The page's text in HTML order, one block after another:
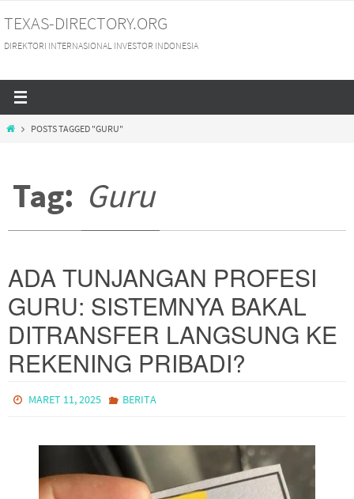
to
content
TEXAS-DIRECTORY.ORG
DIREKTORI INTERNASIONAL INVESTOR INDONESIA
HOMEPOSTS TAGGED "GURU"
Tag: Guru
ADA TUNJANGAN PROFESI
GURU: SISTEMNYA BAKAL
DITRANSFER LANGSUNG KE
REKENING PRIBADI?
MARET 11, 2025 BERITA